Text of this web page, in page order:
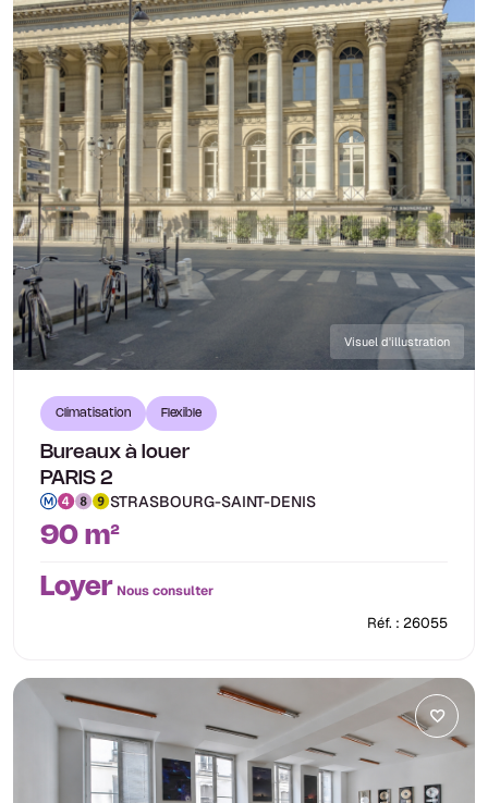
Visuel d'illustration
Climatisation Flexible
Bureaux à louer
PARIS 2
STRASBOURG-SAINT-DENIS
90 m²
Loyer Nous consulter
Réf. : 26055